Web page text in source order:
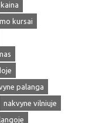
kursai
palanga
nakvyne vilniuje